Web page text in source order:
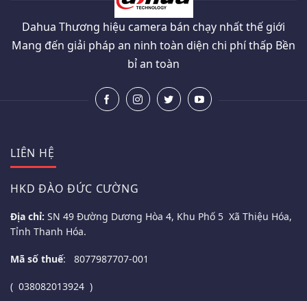
Dahua Thương hiệu camera bán chạy nhất thế giới
Mang đến giải pháp an ninh toàn diện chi phí thấp Bền
bỉ an toàn
LIÊN HỆ
HKD ĐÀO ĐỨC CƯỜNG
Địa chỉ: SN 49 Đường Dương Hòa 4, Khu Phố 5 Xã Thiệu Hóa,
Tỉnh Thanh Hóa.
Mã số thuế: 8077987707-001
( 038082013924 )